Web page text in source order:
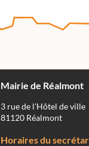
Mairie de Réalmont
3 rue de l'Hôtel de ville
81120 Réalmont
Horaires du